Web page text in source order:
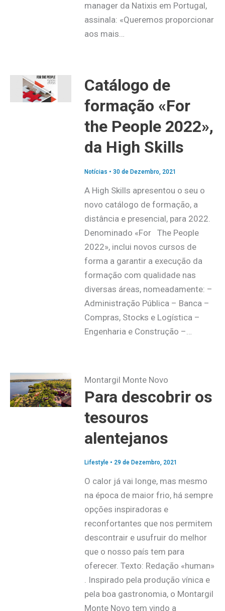
manager da Natixis em Portugal,
assinala: «Queremos proporcionar
aos mais…
Catálogo de
formação «For
the People 2022»,
da High Skills
Notícias • 30 de Dezembro, 2021
A High Skills apresentou o seu o
novo catálogo de formação, a
distância e presencial, para 2022.
Denominado «For The People
2022», inclui novos cursos de
forma a garantir a execução da
formação com qualidade nas
diversas áreas, nomeadamente: –
Administração Pública – Banca –
Compras, Stocks e Logística –
Engenharia e Construção –…
Montargil Monte Novo
Para descobrir os
tesouros
alentejanos
Lifestyle• 29 de Dezembro, 2021
O calor já vai longe, mas mesmo
na época de maior frio, há sempre
opções inspiradoras e
reconfortantes que nos permitem
descontrair e usufruir do melhor
que o nosso país tem para
oferecer. Texto: Redação «human»
. Inspirado pela produção vínica e
pela boa gastronomia, o Montargil
Monte Novo tem vindo a